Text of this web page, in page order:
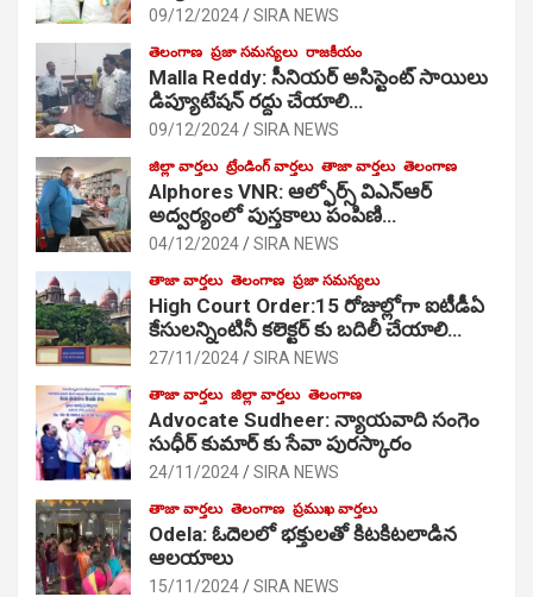
09/12/2024 SIRA NEWS
తెలంగాణ ప్రజా సమస్యలు రాజకీయం
Malla Reddy: సీనియర్ అసిస్టెంట్ సాయిలు
డిప్యూటేషన్ రద్దు చేయాలి…
09/12/2024 SIRA NEWS
జిల్లా వార్తలు ట్రేండింగ్ వార్తలు తాజా వార్తలు తెలంగాణ
Alphores VNR: ఆల్ఫోర్స్ విఎన్ఆర్
అద్వర్యంలో పుస్తకాలు పంపిణి…
04/12/2024 SIRA NEWS
తాజా వార్తలు తెలంగాణ ప్రజా సమస్యలు
High Court Order:15 రోజుల్లోగా ఐటీడీఏ
కేసులన్నింటినీ కలెక్టర్ కు బదిలీ చేయాలి…
27/11/2024 SIRA NEWS
తాజా వార్తలు జిల్లా వార్తలు తెలంగాణ
Advocate Sudheer: న్యాయవాది సంగెం
సుధీర్ కుమార్ కు సేవా పురస్కారం
24/11/2024 SIRA NEWS
తాజా వార్తలు తెలంగాణ ప్రముఖ వార్తలు
Odela: ఓదెల‌లో భక్తులతో కిటకిటలాడిన
ఆల‌యాలు
15/11/2024 SIRA NEWS